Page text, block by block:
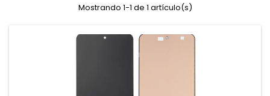
Mostrando 1-1 de 1 artículo(s)